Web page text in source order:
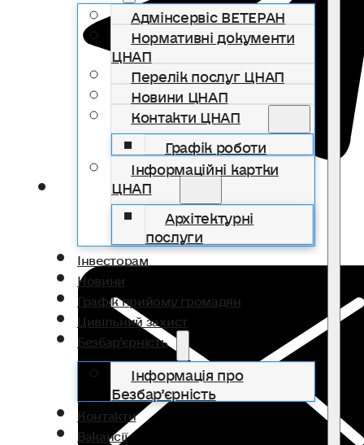
Адмінсервіс ВЕТЕРАН
Нормативні документи
ЦНАП
Перелік послуг ЦНАП
Новини ЦНАП
Контакти ЦНАП
Графік роботи
Інформаційні картки
ЦНАП
Архітектурні
послуги
Інвесторам
Новини
Графік прийому громадян
Цивільний захист
Безбар’єрність
Інформація про
Безбар’єрність
Контакти
Вакансії